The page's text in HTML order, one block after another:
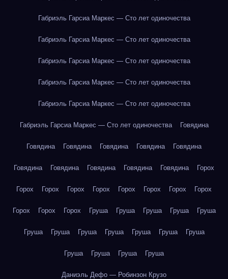
Габриэль Гарсиа Маркес — Сто лет одиночества
Габриэль Гарсиа Маркес — Сто лет одиночества
Габриэль Гарсиа Маркес — Сто лет одиночества
Габриэль Гарсиа Маркес — Сто лет одиночества
Габриэль Гарсиа Маркес — Сто лет одиночества
Габриэль Гарсиа Маркес — Сто лет одиночества Говядина
Говядина Говядина Говядина Говядина Говядина
Говядина Говядина Говядина Говядина Говядина Горох
Горох Горох Горох Горох Горох Горох Горох Горох
Горох Горох Горох Груша Груша Груша Груша Груша
Груша Груша Груша Груша Груша Груша Груша
Груша Груша Груша Груша
Даниэль Дефо — Робинзон Крузо